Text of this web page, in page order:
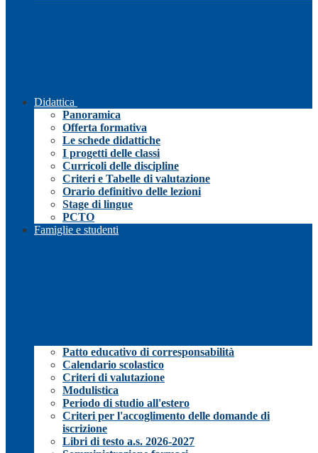
Didattica
Panoramica
Offerta formativa
Le schede didattiche
I progetti delle classi
Curricoli delle discipline
Criteri e Tabelle di valutazione
Orario definitivo delle lezioni
Stage di lingue
PCTO
Famiglie e studenti
Patto educativo di corresponsabilità
Calendario scolastico
Criteri di valutazione
Modulistica
Periodo di studio all'estero
Criteri per l'accoglimento delle domande di
iscrizione
Libri di testo a.s. 2026-2027